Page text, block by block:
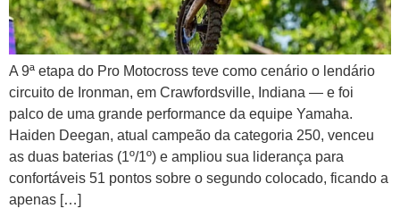
A 9ª etapa do Pro Motocross teve como cenário o lendário
circuito de Ironman, em Crawfordsville, Indiana — e foi
palco de uma grande performance da equipe Yamaha.
Haiden Deegan, atual campeão da categoria 250, venceu
as duas baterias (1º/1º) e ampliou sua liderança para
confortáveis 51 pontos sobre o segundo colocado, ficando a
apenas […]